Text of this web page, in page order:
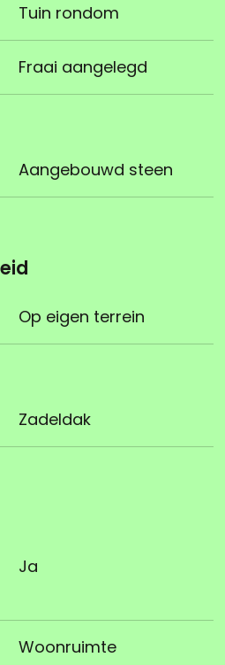
Tuin rondom
Fraai aangelegd
Aangebouwd steen
Op eigen terrein
Zadeldak
Ja
Woonruimte